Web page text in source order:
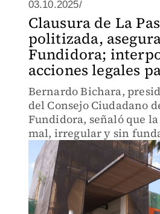
03.10.2025/
Clausura de La
politizada,
Fundidora;
acciones legales
Bernardo Bichara,
del Consejo Ciudadano
Fundidora, señaló que
mal, irregular y sin